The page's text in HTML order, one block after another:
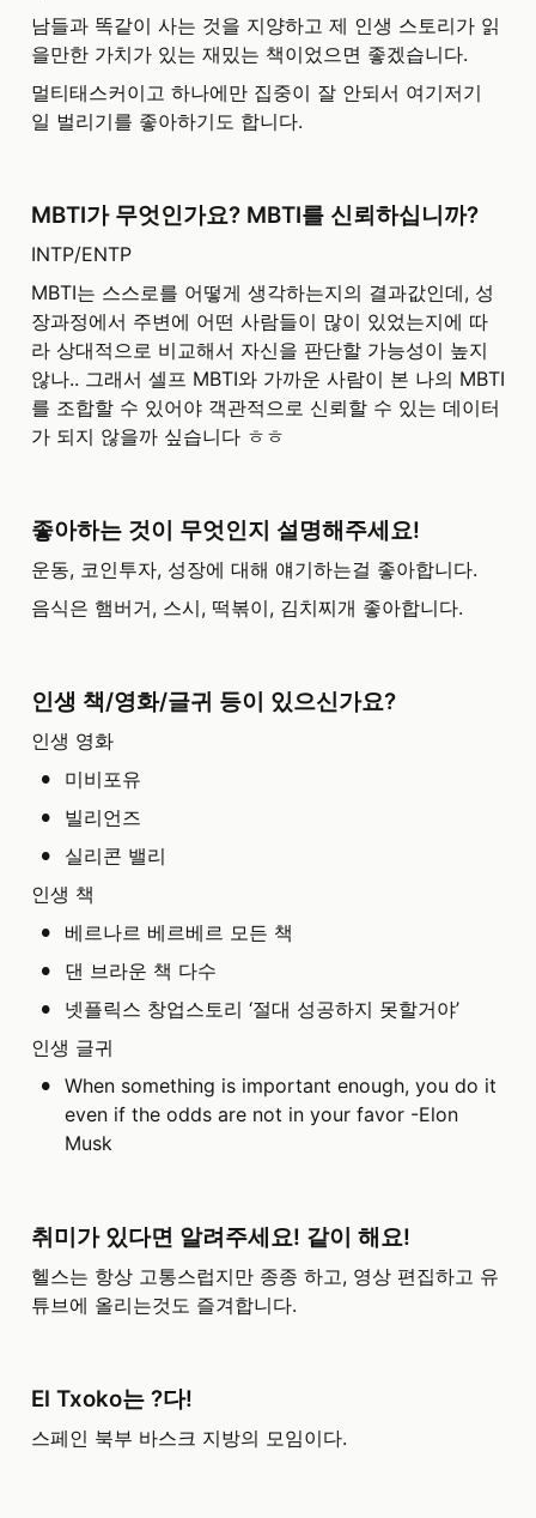
남들과 똑같이 사는 것을 지양하고 제 인생 스토리가 읽
을만한 가치가 있는 재밌는 책이었으면 좋겠습니다.
멀티태스커이고 하나에만 집중이 잘 안되서 여기저기
일 벌리기를 좋아하기도 합니다.
MBTI가 무엇인가요? MBTI를 신뢰하십니까?
INTP/ENTP
MBTI는 스스로를 어떻게 생각하는지의 결과값인데, 성
장과정에서 주변에 어떤 사람들이 많이 있었는지에 따
라 상대적으로 비교해서 자신을 판단할 가능성이 높지
않나.. 그래서 셀프 MBTI와 가까운 사람이 본 나의 MBTI
를 조합할 수 있어야 객관적으로 신뢰할 수 있는 데이터
가 되지 않을까 싶습니다 ㅎㅎ
좋아하는 것이 무엇인지 설명해주세요!
운동, 코인투자, 성장에 대해 얘기하는걸 좋아합니다.
음식은 햄버거, 스시, 떡볶이, 김치찌개 좋아합니다.
인생 책/영화/글귀 등이 있으신가요?
인생 영화
• 미비포유
• 빌리언즈
•
실리콘 밸리
인생 책
• 베르나르 베르베르 모든 책
• 댄 브라운 책 다수
•
넷플릭스 창업스토리 ‘절대 성공하지 못할거야’
인생 글귀
• When something is important enough, you do it
even if the odds are not in your favor -Elon
Musk
취미가 있다면 알려주세요! 같이 해요!
헬스는 항상 고통스럽지만 종종 하고, 영상 편집하고 유
튜브에 올리는것도 즐겨합니다.
El Txoko는 ?다!
스페인 북부 바스크 지방의 모임이다.